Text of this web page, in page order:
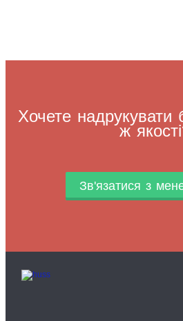
Хочете надрукувати
ж
Зв'язатися з